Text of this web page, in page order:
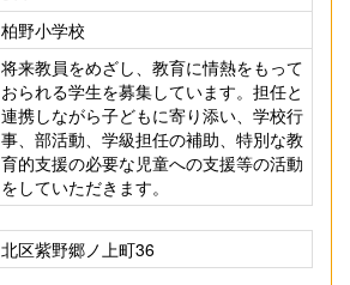
柏野小学校
将来教員をめざし、教育に情熱をもって
おられる学生を募集しています。担任と
連携しながら子どもに寄り添い、学校行
事、部活動、学級担任の補助、特別な教
育的支援の必要な児童への支援等の活動
をしていただきます。
北区紫野郷ノ上町36